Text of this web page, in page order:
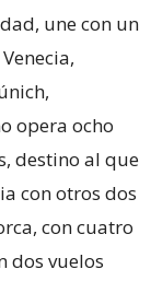
une con un
opera ocho
destino al que
con otros dos
con cuatro
dos vuelos